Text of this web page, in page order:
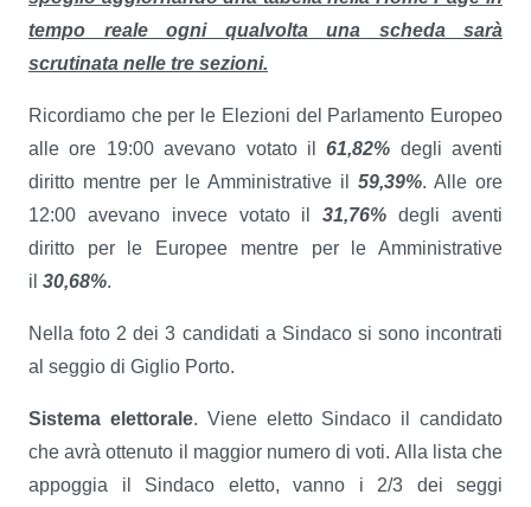
tempo reale ogni qualvolta una scheda sarà
scrutinata nelle tre sezioni.
Ricordiamo che per le Elezioni del Parlamento Europeo
alle ore 19:00 avevano votato il61,82% degli aventi
diritto mentre per le Amministrative il 59,39%. Alle ore
12:00 avevano invece votato il31,76% degli aventi
diritto per le Europee mentre per le Amministrative
il 30,68%.
Nella foto 2 dei 3 candidati a Sindaco si sono incontrati
al seggio di Giglio Porto.
Sistema elettorale. Viene eletto Sindaco il candidato
che avrà ottenuto il maggior numero di voti. Alla lista che
appoggia il Sindaco eletto, vanno i 2/3 dei seggi